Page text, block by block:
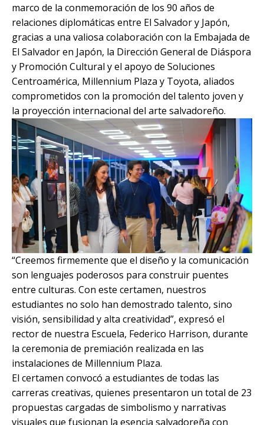
marco de la conmemoración de los 90 años de
relaciones diplomáticas entre El Salvador y Japón,
gracias a una valiosa colaboración con la Embajada de
El Salvador en Japón, la Dirección General de Diáspora
y Promoción Cultural y el apoyo de Soluciones
Centroamérica, Millennium Plaza y Toyota, aliados
comprometidos con la promoción del talento joven y
la proyección internacional del arte salvadoreño.
“Creemos firmemente que el diseño y la comunicación
son lenguajes poderosos para construir puentes
entre culturas. Con este certamen, nuestros
estudiantes no solo han demostrado talento, sino
visión, sensibilidad y alta creatividad”, expresó el
rector de nuestra Escuela, Federico Harrison, durante
la ceremonia de premiación realizada en las
instalaciones de Millennium Plaza.
El certamen convocó a estudiantes de todas las
carreras creativas, quienes presentaron un total de 23
propuestas cargadas de simbolismo y narrativas
visuales que fusionan la esencia salvadoreña con